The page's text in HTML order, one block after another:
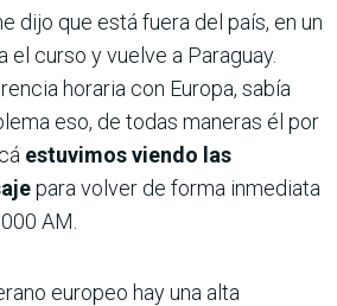
dijo que está fuera del país, en un
el curso y vuelve a Paraguay.
horaria con Europa, sabía
eso, de todas maneras él por
estuvimos viendo las
para volver de forma inmediata
AM.
europeo hay una alta